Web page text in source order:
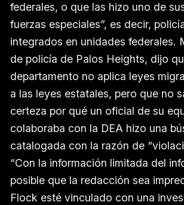
federales, o que las hizo uno de
fuerzas especiales”, es decir,
integrados en unidades federales.
de policía de Palos Heights, dijo
departamento no aplica leyes
a las leyes estatales, pero que no
certeza por qué un oficial de su
colaboraba con la DEA hizo una
catalogada con la razón de
“Con la información limitada del
posible que la redacción sea
Flock esté vinculado con una